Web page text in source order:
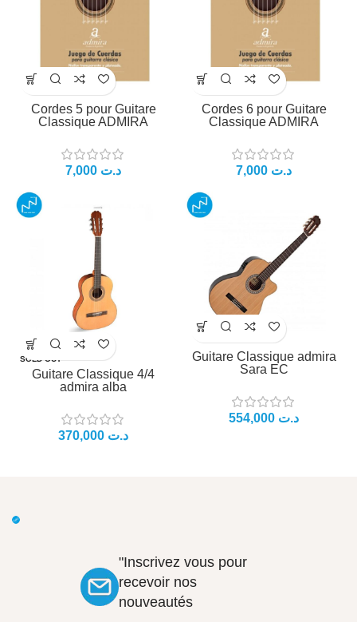
Cordes 5 pour Guitare
Classique ADMIRA
د.ت
Cordes 6 pour Guitare
Classique ADMIRA
د.ت
SOLD OUT
Guitare Classique 4/4
admira alba
د.ت
Guitare Classique admira
Sara EC
د.ت
"Inscrivez vous pour
recevoir nos
nouveautés